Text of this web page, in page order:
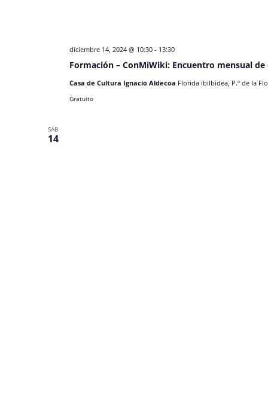
Formación – ConMiWiki: Encuentro mensual de
diciembre 14, 2024 @ 10:30- 13:30
Casa de Cultura Ignacio Aldecoa Florida ibilbidea, P.º de la
Gratuito
SÁB
14